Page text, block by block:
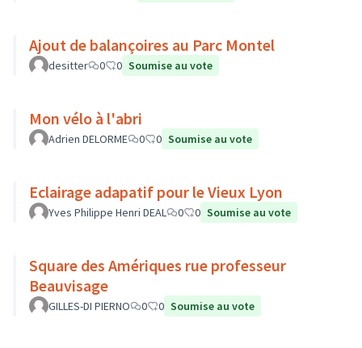
Ajout de balançoires au Parc Montel
desitter 0 0 Soumise au vote
Mon vélo à l'abri
Adrien DELORME 0 0 Soumise au vote
Eclairage adapatif pour le Vieux Lyon
Yves Philippe Henri DEAL 0 0 Soumise au vote
Square des Amériques rue professeur
Beauvisage
GILLES-DI PIERNO 0 0 Soumise au vote